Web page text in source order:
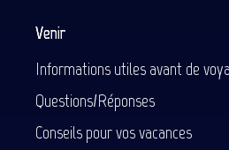
Venir
Informations utiles avant de
Questions/Réponses
Conseils pour vos vacances